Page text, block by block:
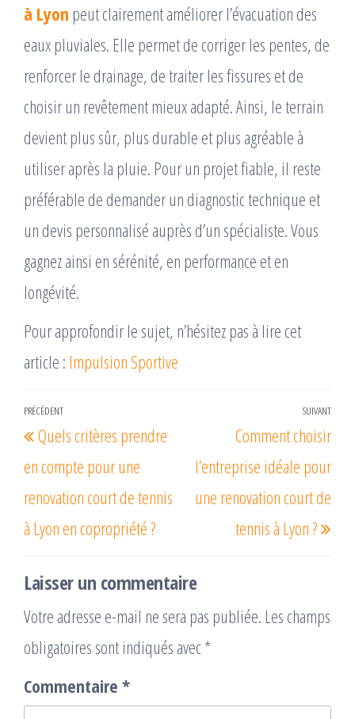
à Lyon peut clairement améliorer l’évacuation des
eaux pluviales. Elle permet de corriger les pentes, de
renforcer le drainage, de traiter les fissures et de
choisir un revêtement mieux adapté. Ainsi, le terrain
devient plus sûr, plus durable et plus agréable à
utiliser après la pluie. Pour un projet fiable, il reste
préférable de demander un diagnostic technique et
un devis personnalisé auprès d’un spécialiste. Vous
gagnez ainsi en sérénité, en performance et en
longévité.
Pour approfondir le sujet, n’hésitez pas à lire cet
article : Impulsion Sportive
Navigation
de
l’article
Article
précédent
PRÉCÉDENT
Quels critères prendre
en compte pour une
renovation court de tennis
à Lyon en copropriété ?
SUIVANT
Comment choisir
l’entreprise idéale pour
une renovation court de
tennis à Lyon ?
Laisser un commentaire
Votre adresse e-mail ne sera pas publiée. Les champs
obligatoires sont indiqués avec *
Commentaire *